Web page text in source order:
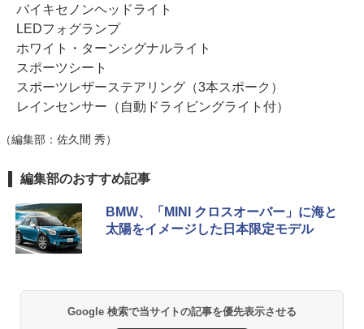
バイキセノンヘッドライト
LEDフォグランプ
ホワイト・ターンシグナルライト
スポーツシート
スポーツレザーステアリング（3本スポーク）
レインセンサー（自動ドライビングライト付）
（編集部：佐久間 秀）
編集部のおすすめ記事
BMW、「MINI クロスオーバー」に海と
太陽をイメージした日本限定モデル
Google 検索で当サイトの記事を優先表示させる